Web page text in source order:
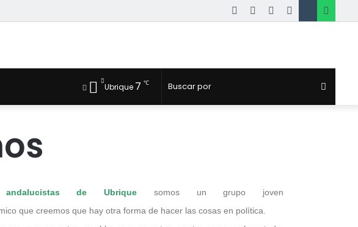
Ubrique 7 ℃
andalucistas de Ubrique somos un grupo joven
que creemos que hay otra forma de hacer las cosas en política.